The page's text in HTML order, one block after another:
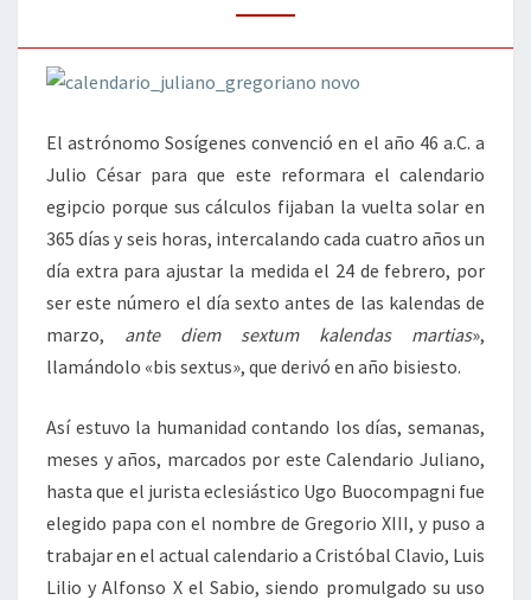
El astrónomo Sosígenes convenció en el año 46 a.C. a
Julio César para que este reformara el calendario
egipcio porque sus cálculos fijaban la vuelta solar en
365 días y seis horas, intercalando cada cuatro años un
día extra para ajustar la medida el 24 de febrero, por
ser este número el día sexto antes de las kalendas de
marzo, ante diem sextum kalendas martias»,
llamándolo «bis sextus», que derivó en año bisiesto.
Así estuvo la humanidad contando los días, semanas,
meses y años, marcados por este Calendario Juliano,
hasta que el jurista eclesiástico Ugo Buocompagni fue
elegido papa con el nombre de Gregorio XIII, y puso a
trabajar en el actual calendario a Cristóbal Clavio, Luis
Lilio y Alfonso X el Sabio, siendo promulgado su uso